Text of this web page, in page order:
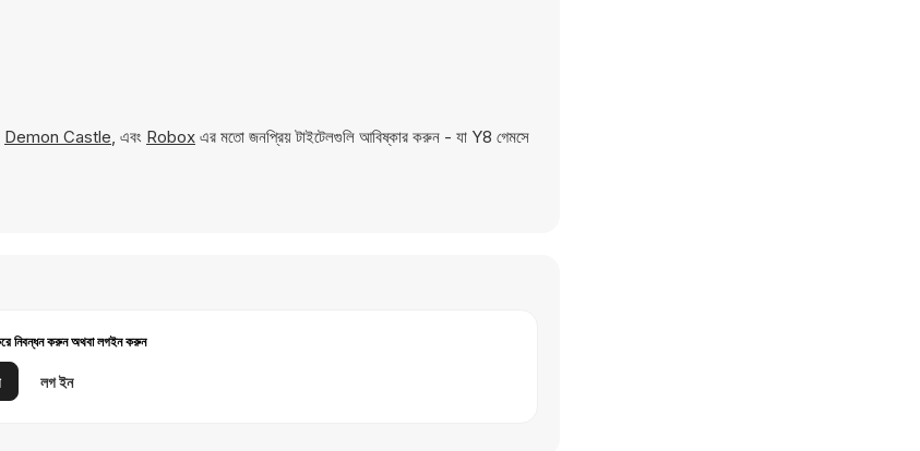
Demon Castle, এবং Robox এর মতো জনপ্রিয় টাইটেলগুলি আবিষ্কার করুন - যা Y8 গেমসে
নিবন্ধন করুন অথবা লগইন করুন
লগ ইন